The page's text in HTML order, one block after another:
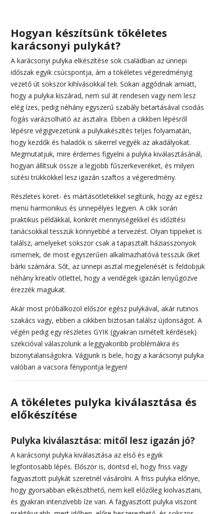
Hogyan készítsünk tökéletes
karácsonyi pulykát?
A karácsonyi pulyka elkészítése sok családban az ünnepi
időszak egyik csúcspontja, ám a tökéletes végeredményig
vezető út sokszor kihívásokkal teli. Sokan aggódnak amiatt,
hogy a pulyka kiszárad, nem sül át rendesen vagy nem lesz
elég ízes, pedig néhány egyszerű szabály betartásával csodás
fogás varázsolható az asztalra. Ebben a cikkben lépésről
lépésre végigvezetünk a pulykakészítés teljes folyamatán,
hogy kezdők és haladók is sikerrel vegyék az akadályokat.
Megmutatjuk, mire érdemes figyelni a pulyka kiválasztásánál,
hogyan állítsuk össze a legjobb fűszerkeveréket, és milyen
sütési trükkökkel lesz igazán szaftos a végeredmény.
Részletes köret- és mártásötletekkel segítünk, hogy az egész
menü harmonikus és ünnepélyes legyen. A cikk során
praktikus példákkal, konkrét mennyiségekkel és időzítési
tanácsokkal tesszük könnyebbé a tervezést. Olyan tippeket is
találsz, amelyeket sokszor csak a tapasztalt háziasszonyok
ismernek, de most egyszerűen alkalmazhatóvá tesszük őket
bárki számára. Sőt, az ünnepi asztal megjelenését is feldobjuk
néhány kreatív ötlettel, hogy a vendégek igazán lenyűgözve
érezzék magukat.
Akár most próbálkozol először egész pulykával, akár rutinos
szakács vagy, ebben a cikkben biztosan találsz újdonságot. A
végén pedig egy részletes GYIK (gyakran ismételt kérdések)
szekcióval válaszolunk a leggyakoribb problémákra és
bizonytalanságokra. Vágjunk is bele, hogy a karácsonyi pulyka
valóban a vacsora fénypontja legyen!
A tökéletes pulyka kiválasztása és
előkészítése
Pulyka kiválasztása: mitől lesz igazán jó?
A karácsonyi pulyka kiválasztása az első és egyik
legfontosabb lépés. Először is, döntsd el, hogy friss vagy
fagyasztott pulykát szeretnél vásárolni. A friss pulyka előnye,
hogy gyorsabban elkészíthető, nem kell előzőleg kiolvasztani,
és gyakran intenzívebb íze van. A fagyasztott pulyka viszont